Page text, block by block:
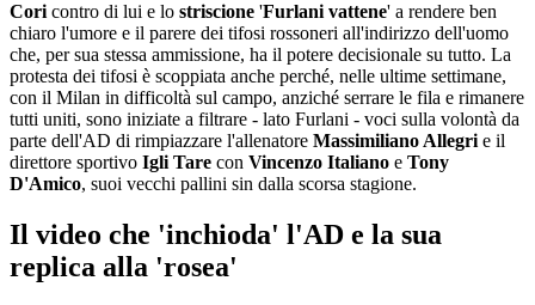
Cori contro di lui e lo striscione 'Furlani vattene' a rendere ben
chiaro l'umore e il parere dei tifosi rossoneri all'indirizzo dell'uomo
che, per sua stessa ammissione, ha il potere decisionale su tutto. La
protesta dei tifosi è scoppiata anche perché, nelle ultime settimane,
con il Milan in difficoltà sul campo, anziché serrare le fila e rimanere
tutti uniti, sono iniziate a filtrare - lato Furlani - voci sulla volontà da
parte dell'AD di rimpiazzare l'allenatore Massimiliano Allegri e il
direttore sportivo Igli Tare con Vincenzo Italiano e Tony
D'Amico, suoi vecchi pallini sin dalla scorsa stagione.
Il video che 'inchioda' l'AD e la sua
replica alla 'rosea'